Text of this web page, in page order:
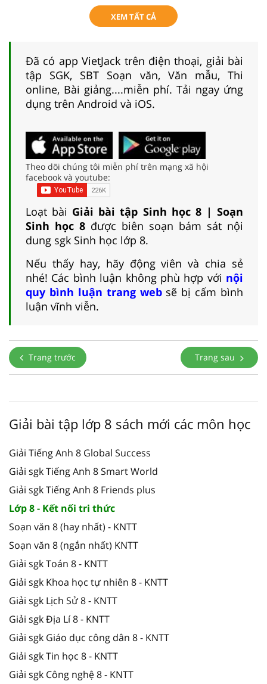
XEM TẤT CẢ
Đã có app VietJack trên điện thoại, giải bài
tập SGK, SBT Soạn văn, Văn mẫu, Thi
online, Bài giảng....miễn phí. Tải ngay ứng
dụng trên Android và iOS.
Theo dõi chúng tôi miễn phí trên mạng xã hội
facebook và youtube:
Loạt bài Giải bài tập Sinh học 8 | Soạn
Sinh học 8 được biên soạn bám sát nội
dung sgk Sinh học lớp 8.
Nếu thấy hay, hãy động viên và chia sẻ
nhé! Các bình luận không phù hợp với nội
quy bình luận trang websẽ bị cấm bình
luận vĩnh viễn.
Trang trước Trang sau
Giải bài tập lớp 8 sách mới các môn học
Giải Tiếng Anh 8 Global Success
Giải sgk Tiếng Anh 8 Smart World
Giải sgk Tiếng Anh 8 Friends plus
Lớp 8 - Kết nối tri thức
Soạn văn 8 (hay nhất) - KNTT
Soạn văn 8 (ngắn nhất) KNTT
Giải sgk Toán 8 - KNTT
Giải sgk Khoa học tự nhiên 8 - KNTT
Giải sgk Lịch Sử 8 - KNTT
Giải sgk Địa Lí 8 - KNTT
Giải sgk Giáo dục công dân 8 - KNTT
Giải sgk Tin học 8 - KNTT
Giải sgk Công nghệ 8 - KNTT